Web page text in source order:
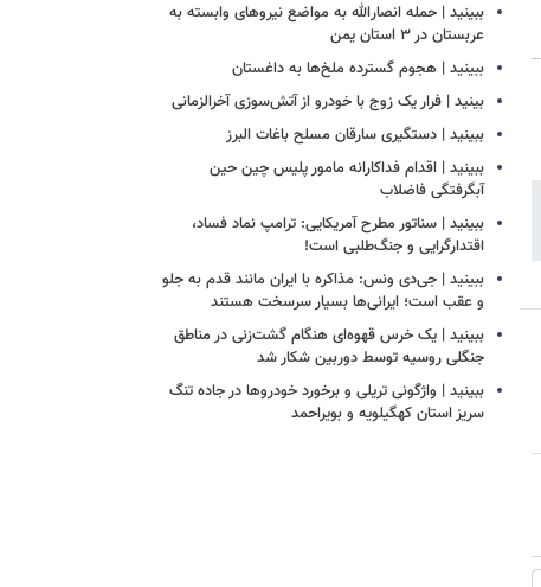
ببینید | حمله انصارالله به مواضع نیروهای وابسته به
عربستان در ۳ استان یمن
ببینید | هجوم گسترده ملخ‌ها به داغستان
بینید | فرار یک زوج با خودرو از آتش‌سوزی آخرالزمانی
ببینید | دستگیری سارقان مسلح باغات البرز
ببینید | اقدام فداکارانه مامور پلیس چین حین
آبگرفتگی فاضلاب
ببینید | سناتور مطرح آمریکایی: ترامپ نماد فساد،
اقتدارگرایی و جنگ‌طلبی است!
ببینید | جی‌دی ونس: مذاکره با ایران مانند قدم به جلو
و عقب است؛ ایرانی‌ها بسیار سرسخت هستند
ببینید | یک خرس قهوه‌ای هنگام گشت‌زنی در مناطق
جنگلی روسیه توسط دوربین شکار شد
ببینید | واژگونی تریلی و برخورد خودروها در جاده تنگ
سریز استان کهگیلویه و بویراحمد